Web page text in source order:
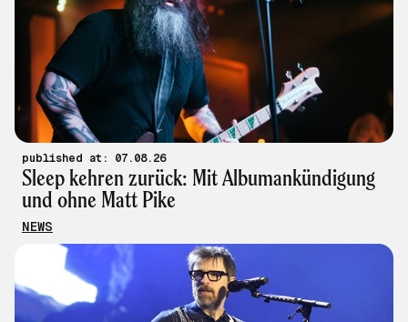
published at: 07.08.26
Sleep kehren zurück: Mit Albumankündigung
und ohne Matt Pike
NEWS